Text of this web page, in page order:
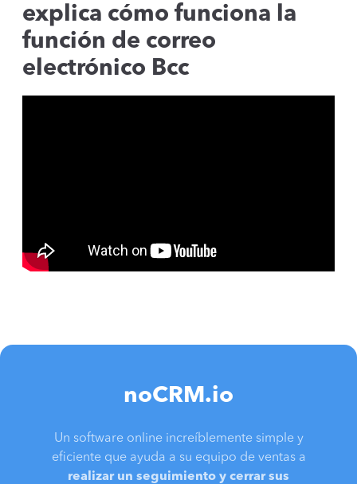
explica cómo funciona la
función de correo
electrónico Bcc
noCRM.io
Un software online increíblemente simple y
eficiente que ayuda a su equipo de ventas a
realizar un seguimiento y cerrar sus